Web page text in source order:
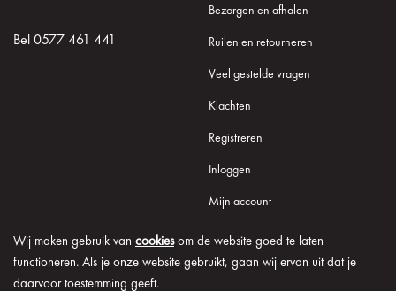
Wij maken gebruik van cookiesom de website goed te laten
functioneren. Als je onze website gebruikt, gaan wij ervan uit dat je
daarvoor toestemming geeft.
Bel 0577 461 441
Bezorgen en afhalen
Ruilen en retourneren
Veel gestelde vragen
Klachten
Registreren
Inloggen
Mijn account
© 2026 Onder de Lindeboom